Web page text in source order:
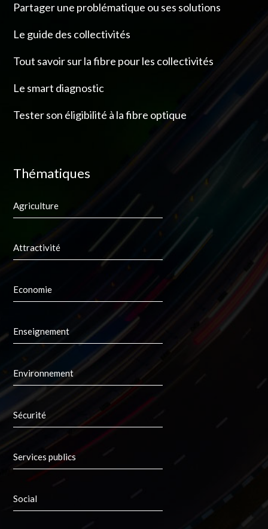
Partager une problématique ou ses solutions
Le guide des collectivités
Tout savoir sur la fibre pour les collectivités
Le smart diagnostic
Tester son éligibilité à la fibre optique
Thématiques
Agriculture
Attractivité
Economie
Enseignement
Environnement
Sécurité
Services publics
Social